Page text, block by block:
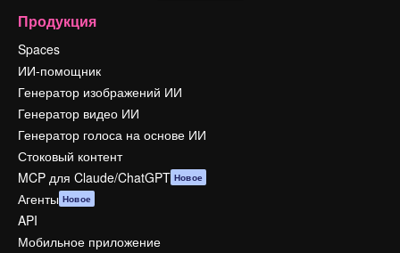
Продукция
Spaces
ИИ-помощник
Генератор изображений ИИ
Генератор видео ИИ
Генератор голоса на основе ИИ
Стоковый контент
MCP для Claude/ChatGPT Новое
Агенты Новое
API
Мобильное приложение